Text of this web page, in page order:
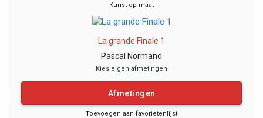
Kunst op maat
La grande Finale 1
Pascal Normand
Kies eigen afmetingen
Afmetingen
Toevoegen aan favorietenlijst